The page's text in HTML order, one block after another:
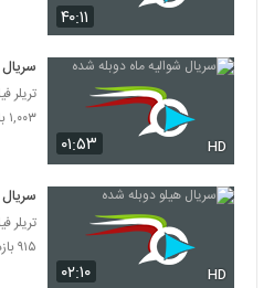
۴۰:۱۱
۰۱:۵۳ HD
تریلر
۱,۰۰۳ بازدید
۰۲:۱۰ HD
تریلر
۹۱۵ بازدید